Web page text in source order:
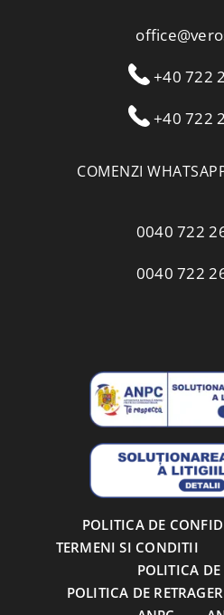
+40 722
+40 722
COMENZI
0040 722
0040 722
POLITICA DE
TERMENI SI CONDITII
POLITICA DE
POLITICA DE